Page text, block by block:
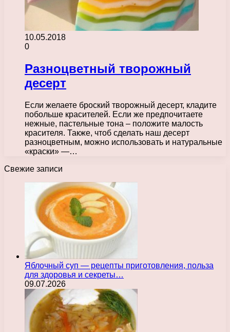
10.05.2018
0
Разноцветный творожный
десерт
Если желаете броский творожный десерт, кладите
побольше красителей. Если же предпочитаете
нежные, пастельные тона – положите малость
красителя. Также, чтоб сделать наш десерт
разноцветным, можно использовать и натуральные
«краски» —…
Свежие записи
Яблочный суп — рецепты приготовления, польза
для здоровья и секреты…
09.07.2026